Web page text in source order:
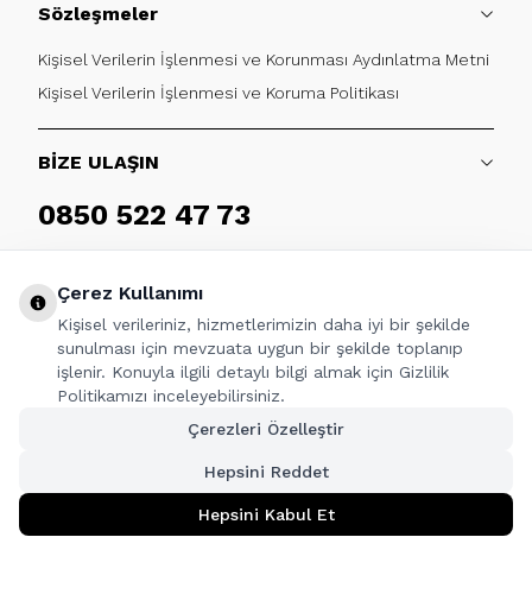
Sözleşmeler
Kişisel Verilerin İşlenmesi ve Korunması Aydınlatma Metni
Kişisel Verilerin İşlenmesi ve Koruma Politikası
BİZE ULAŞIN
0850 522 47 73
Haftaiçi 09:00 - 17:30
TAKİP ET
YoutubeInstagram
Çerez Kullanımı
Kişisel verileriniz, hizmetlerimizin daha iyi bir şekilde
sunulması için mevzuata uygun bir şekilde toplanıp
işlenir. Konuyla ilgili detaylı bilgi almak için Gizlilik
Politikamızı inceleyebilirsiniz.
Çerezleri Özelleştir
Hepsini Reddet
Hepsini Kabul Et